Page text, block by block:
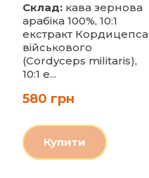
Склад:кава зернова
арабіка 100%, 10:1
екстракт Кордицепса
військового
(Cordyceps militaris),
10:1 е...
580 грн
Купити